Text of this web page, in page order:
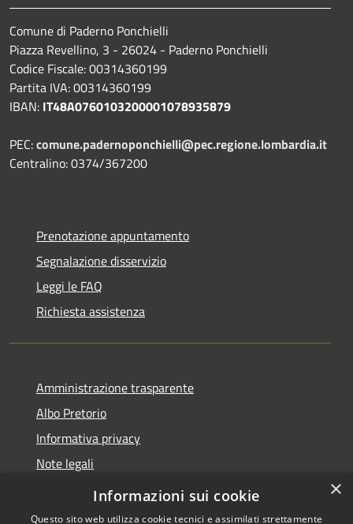
Comune di Paderno Ponchielli
Piazza Revellino, 3 - 26024 - Paderno Ponchielli
Codice Fiscale: 00314360199
Partita IVA: 00314360199
IBAN: IT48A0760103200001078935879
PEC:comune.padernoponchielli@pec.regione.lombardia.it
Centralino: 0374/367200
Prenotazione appuntamento
Segnalazione disservizio
Leggi le FAQ
Richiesta assistenza
Amministrazione trasparente
Albo Pretorio
Informativa privacy
Note legali
Dichiarazione di accessibilità 2025 ×
Informazioni sui cookie
Questo sito web utilizza cookie tecnici e assimilati strettamente